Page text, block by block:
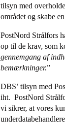
tilsyn med
området og skabe
PostNord Strålfors
op til de krav, som
gennemgang af
bemærkninger.”
DBS’ tilsyn med
iht. PostNord
vi sikrer, at vores